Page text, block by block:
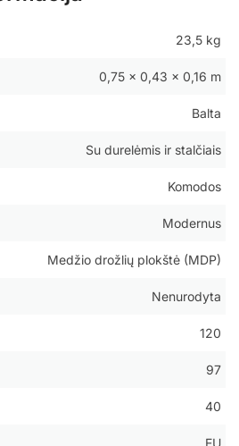
23,5 kg
0,75 × 0,43 × 0,16 m
Balta
Su durelėmis ir stalčiais
Komodos
Modernus
Medžio drožlių plokštė (MDP)
Nenurodyta
120
97
40
EU